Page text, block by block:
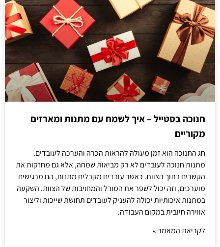
חנוכה בסטייל – איך לשמח עם מתנות ומארזים
מקוריים
חג החנוכה הוא זמן מעולה להראות הכרה והערכה לעובדים.
מתנות חנוכה לעובדים לא רק מביאות שמחה, אלא גם מחזקות את
הקשרים בתוך הצוות. כאשר עובדים מקבלים מתנות, הם מרגישים
מוערכים, וזה יכול לשפר את המורל והמחויבות של הצוות. השקעה
במתנות איכותיות יכולה להעניק לעובדים תחושת שייכות וליצור
אווירה חיובית במקום העבודה.
לקריאת המאמר »